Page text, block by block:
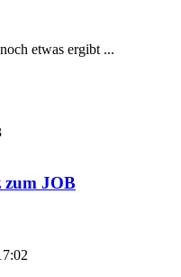
etwas ergibt ...
zum JOB